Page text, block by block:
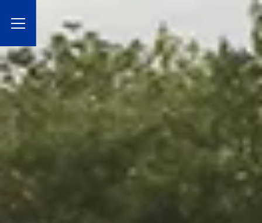
Toggle Menu